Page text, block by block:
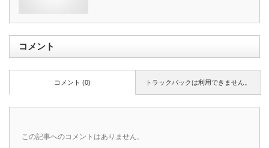
コメント
トラックバックは利用できません。
コメント (0)
この記事へのコメントはありません。